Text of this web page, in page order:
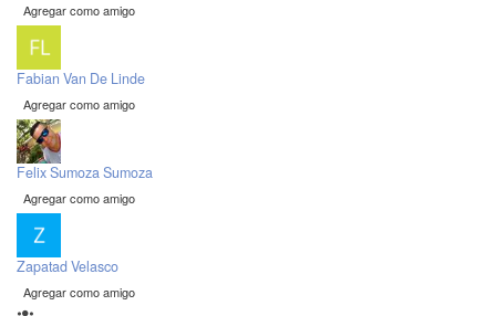
Agregar como amigo
Fabian Van De Linde
Agregar como amigo
Felix Sumoza Sumoza
Agregar como amigo
Zapatad Velasco
Agregar como amigo